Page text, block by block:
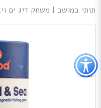
כפתור
לפתיחת
תפריט
נגישות
מרכזי
תותי במושב | משחק דיג ים